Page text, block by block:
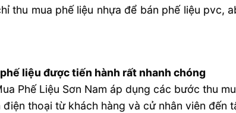
thu mua phế liệu nhựa để bán phế liệu pvc,
liệu được tiến hành rất nhanh chóng
Phế Liệu Sơn Nam áp dụng các bước thu
điện thoại từ khách hàng và cử nhân viên đến